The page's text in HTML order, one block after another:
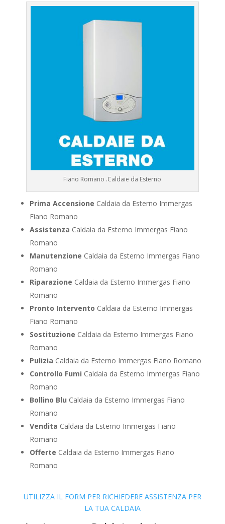
Fiano Romano .Caldaie da Esterno
Prima Accensione Caldaia da Esterno Immergas
Fiano Romano
Assistenza Caldaia da Esterno Immergas Fiano
Romano
Manutenzione Caldaia da Esterno Immergas Fiano
Romano
Riparazione Caldaia da Esterno Immergas Fiano
Romano
Pronto Intervento Caldaia da Esterno Immergas
Fiano Romano
Sostituzione Caldaia da Esterno Immergas Fiano
Romano
Pulizia Caldaia da Esterno Immergas Fiano Romano
Controllo Fumi Caldaia da Esterno Immergas Fiano
Romano
Bollino Blu Caldaia da Esterno Immergas Fiano
Romano
Vendita Caldaia da Esterno Immergas Fiano
Romano
Offerte Caldaia da Esterno Immergas Fiano
Romano
UTILIZZA IL FORM PER RICHIEDERE ASSISTENZA PER
LA TUA CALDAIA